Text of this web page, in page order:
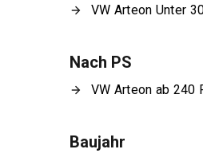
VW Arteon Unter
Nach PS
VW Arteon ab 240
Baujahr